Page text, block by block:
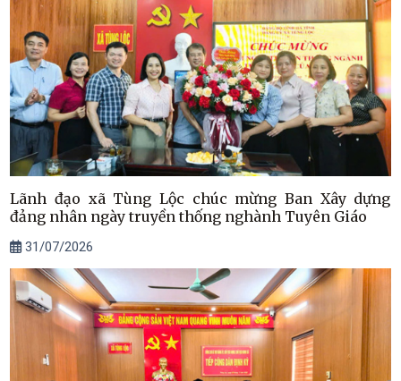
Lãnh đạo xã Tùng Lộc chúc mừng Ban Xây dựng
đảng nhân ngày truyền thống nghành Tuyên Giáo
31/07/2026